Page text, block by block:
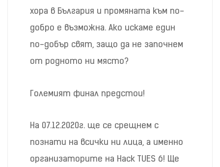
хора в България и промяната към по-
добро е възможна. Ако искаме един
по-добър свят, защо да не започнем
от родното ни място?
Големият финал предстои!
На 07.12.2020г. ще се срещнем с
познати на всички ни лица, а именно
организаторите на Hack TUES 6! Ще